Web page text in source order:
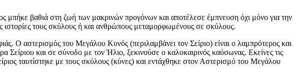
βαθιά στη ζωή των μακρινών προγόνων και αποτέλεσε έμπνευση όχι μόνο για την
τους σκύλους ή και ανθρώπους μεταμορφωμένους σε σκύλους.
Ο αστερισμός του Μεγάλου Κυνός (περιλαμβάνει τον Σείριο) είναι ο λαμπρότερος και
και σε σύνοδο με τον Ήλιο, ξεκινούσε ο καλοκαιρινός καύσωνας. Εκείνες τις
ταυτίστηκε με τους σκύλους (κύνες) και εντάχθηκε στον Αστερισμό του Μεγάλου